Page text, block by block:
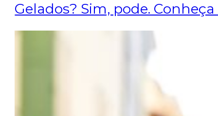
Gelados? Sim, pode.